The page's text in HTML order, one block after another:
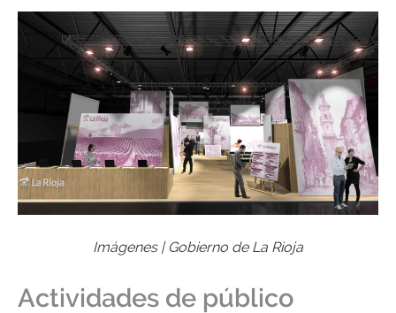
Imágenes | Gobierno de La Rioja
Actividades de público